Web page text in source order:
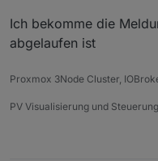
meiner Fragen
rumschleppe
Wir hatten dann
wir bzw.
Channel (
einfach
so, was
Grüße und
Ich bekomme die
abgelaufen ist
Proxmox 3Node Cluster,
PV Visualisierung und